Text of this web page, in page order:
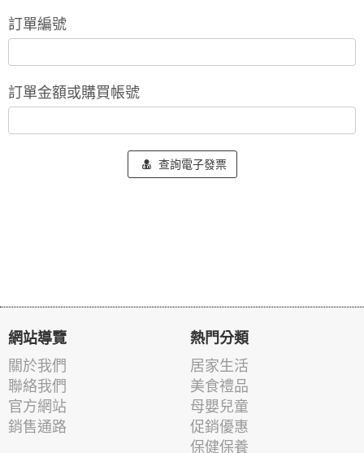
訂單編號
訂單金額或購買帳號
查詢電子發票
網站導覽
關於我們
聯絡我們
官方網站
銷售通路
熱門分類
居家生活
美食禮品
母嬰兒童
促銷優惠
保健保養